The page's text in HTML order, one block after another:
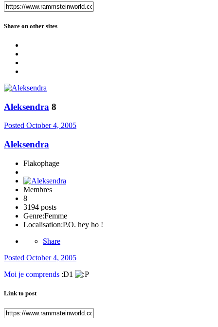
Share on other sites
Aleksendra 8
Posted October 4, 2005
Aleksendra
Flakophage
Membres
8
3194 posts
Genre:Femme
Localisation:P.O. hey ho !
Share
Posted October 4, 2005
Moi je comprends :D1
Link to post